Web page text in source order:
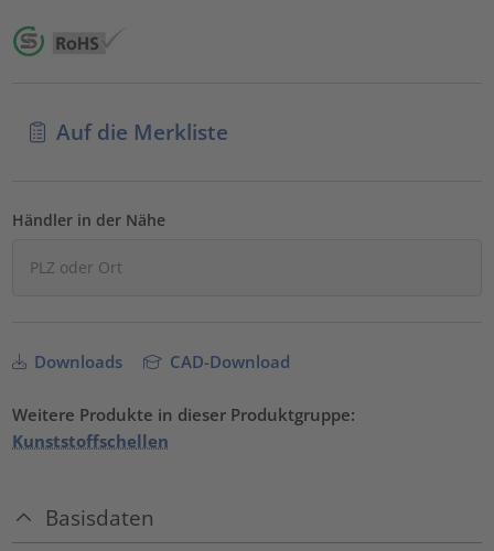
Auf die Merkliste
Händler in der Nähe
Downloads CAD-Download
Weitere Produkte in dieser Produktgruppe:
Kunststoffschellen
Basisdaten